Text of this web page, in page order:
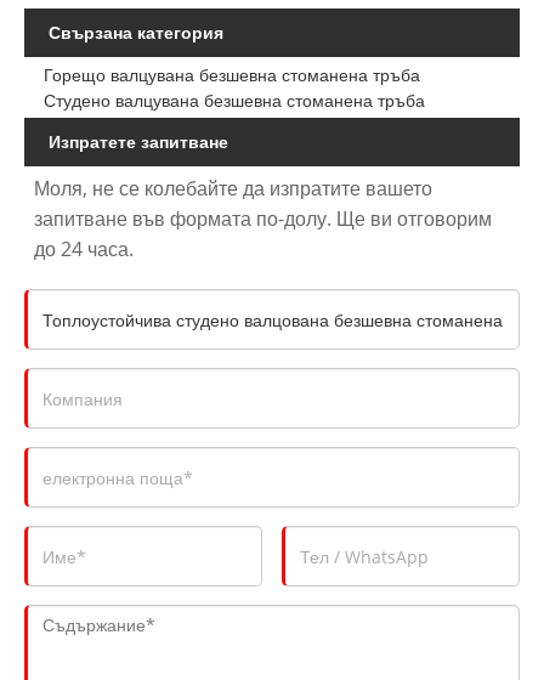
Свързана категория
Горещо валцувана безшевна стоманена тръба
Студено валцувана безшевна стоманена тръба
Изпратете запитване
Моля, не се колебайте да изпратите вашето
запитване във формата по-долу. Ще ви отговорим
до 24 часа.